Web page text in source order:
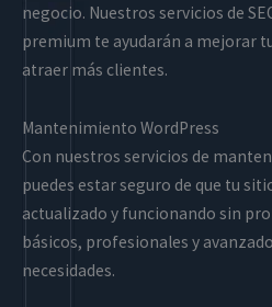
negocio. Nuestros servicios de
premium te ayudarán a mejorar
atraer más clientes.
Mantenimiento WordPress
Con nuestros servicios de
puedes estar seguro de que tu
actualizado y funcionando sin
básicos, profesionales y
necesidades.